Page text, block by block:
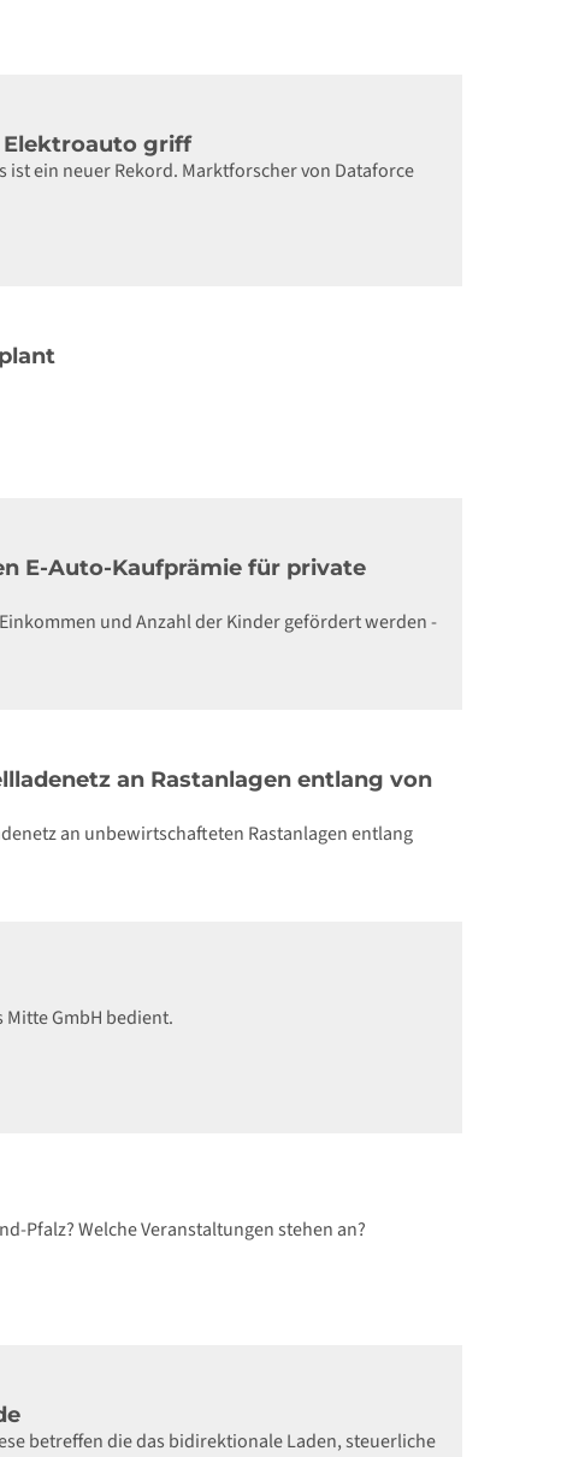
Elektroauto griff
ist ein neuer Rekord. Marktforscher von Dataforce
E-Auto-Kaufprämie für private
und Anzahl der Kinder gefördert werden -
an Rastanlagen entlang von
an unbewirtschafteten Rastanlagen entlang
GmbH bedient.
Pfalz? Welche Veranstaltungen stehen an?
betreffen die das bidirektionale Laden, steuerliche